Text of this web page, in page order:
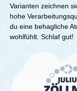
Varianten zeichnen
hohe
du eine behagliche
wohlfühlt. Schlaf gut!